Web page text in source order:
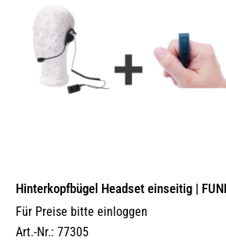
Hinterkopfbügel Headset einseitig |
Für Preise bitte einloggen
Art.-Nr.: 77305